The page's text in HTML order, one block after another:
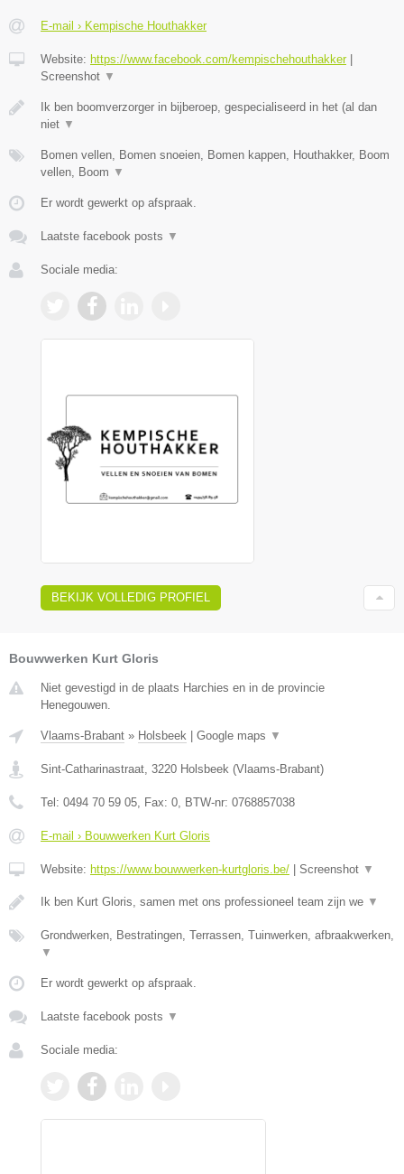
E-mail › Kempische Houthakker
Website: https://www.facebook.com/kempischehouthakker|
Screenshot ▼
Ik ben boomverzorger in bijberoep, gespecialiseerd in het (al dan
niet ▼
Bomen vellen, Bomen snoeien, Bomen kappen, Houthakker, Boom
vellen, Boom ▼
Er wordt gewerkt op afspraak.
Laatste facebook posts ▼
Sociale media:
BEKIJK VOLLEDIG PROFIEL
Bouwwerken Kurt Gloris
Niet gevestigd in de plaats Harchies en in de provincie
Henegouwen.
Vlaams-Brabant » Holsbeek Google maps ▼
Sint-Catharinastraat, 3220 Holsbeek (Vlaams-Brabant)
Tel: 0494 70 59 05, Fax: 0, BTW-nr: 0768857038
E-mail › Bouwwerken Kurt Gloris
Website: https://www.bouwwerken-kurtgloris.be/ Screenshot ▼
Ik ben Kurt Gloris, samen met ons professioneel team zijn we ▼
Grondwerken, Bestratingen, Terrassen, Tuinwerken, afbraakwerken,
▼
Er wordt gewerkt op afspraak.
Laatste facebook posts ▼
Sociale media: